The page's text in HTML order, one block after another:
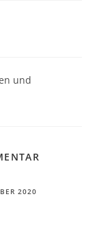
und
2020